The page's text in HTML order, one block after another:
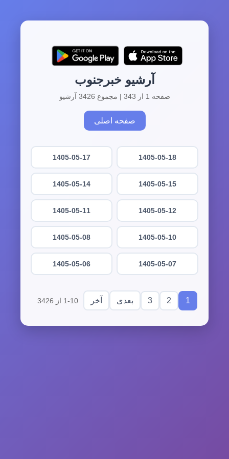
آرشیو خبرجنوب
صفحه 1 از 343 | مجموع 3426 آرشیو
صفحه اصلی
1405-05-18
1405-05-17
1405-05-15
1405-05-14
1405-05-12
1405-05-11
1405-05-10
1405-05-08
1405-05-07
1405-05-06
1
2
3 بعدی آخر 1-10 از 3426